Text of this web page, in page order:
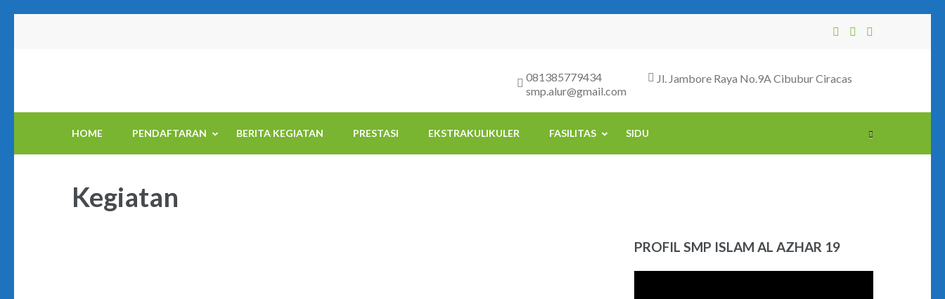
Jl. Jambore Raya No.9A Cibubur Ciracas
081385779434
smp.alur@gmail.com
HOME PENDAFTARAN BERITA KEGIATAN PRESTASI EKSTRAKULIKULER FASILITAS SIDU
Kegiatan
PROFIL SMP ISLAM AL AZHAR 19